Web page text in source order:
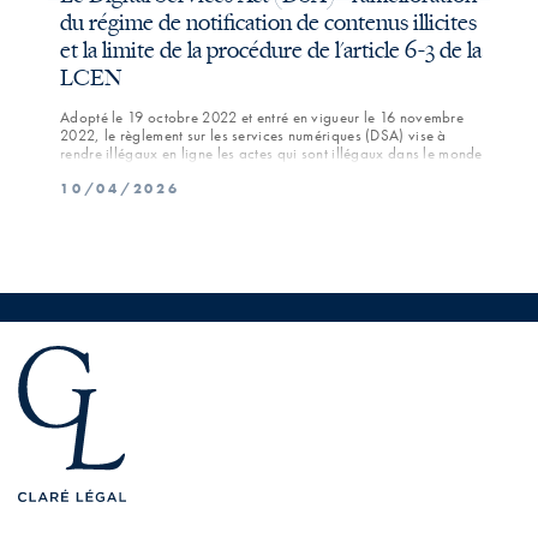
du régime de notification de contenus illicites
et la limite de la procédure de l'article 6-3 de la
LCEN
Adopté le 19 octobre 2022 et entré en vigueur le 16 novembre
2022, le règlement sur les services numériques (DSA) vise à
rendre illégaux en ligne les actes qui sont illégaux dans le monde
services d'hébergement, en particulier aux grandes plateformes en
10/04/2026